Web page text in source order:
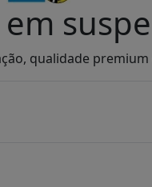
qualidade